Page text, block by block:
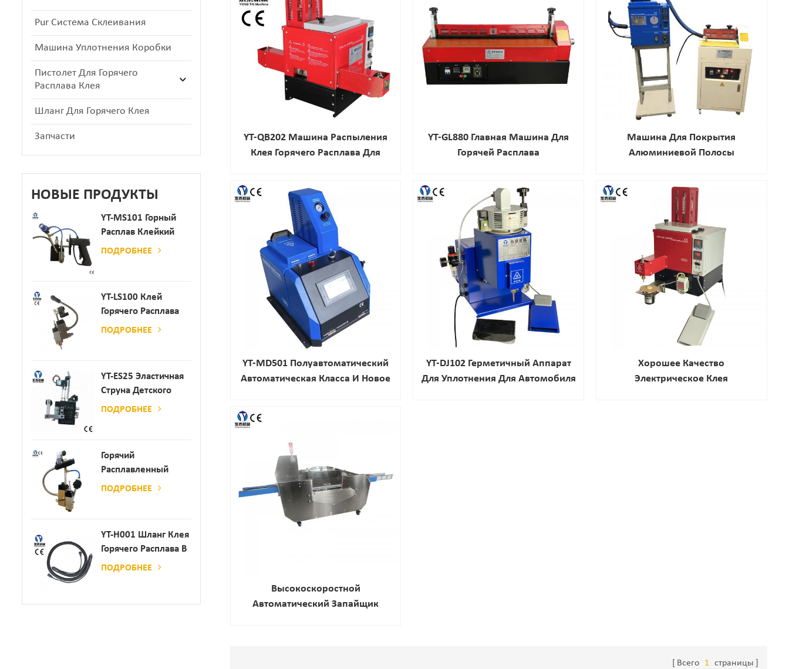
Pur Система Склеивания
Машина Уплотнения Коробки
Пистолет Для Горячего
Расплава Клея
Шланг Для Горячего Клея
Запчасти
НОВЫЕ ПРОДУКТЫ
YT-MS101 Горный
Расплав Клейкий
Распылительный
ПОДРОБНЕЕ
YT-LS100 Клей
Горячего Расплава
Клея
ПОДРОБНЕЕ
YT-ES25 Эластичная
Струна Детского
Пеленки
ПОДРОБНЕЕ
Горячий
Расплавленный
Клей
ПОДРОБНЕЕ
YT-H001 Шланг Клея
Горячего Расплава В
Сочетании С
ПОДРОБНЕЕ
YT-QB202 Машина Распыления
Клея Горячего Расплава Для
YT-GL880 Главная Машина Для
Горячей Расплава
Машина Для Покрытия
Алюминиевой Полосы
YT-MD501 Полуавтоматический
Автоматическая Класса И Новое
YT-DJ102 Герметичный Аппарат
Для Уплотнения Для Автомобиля
Хорошее Качество
Электрическое Клея
Высокоскоростной
Автоматический Запайщик
Всего 1 страницы